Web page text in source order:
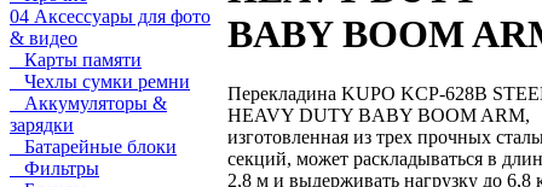
04 Аксессуары для фото
& видео
Карты памяти
Чехлы сумки ремни
Аккумуляторы &
зарядки
Батарейные блоки
Фильтры
BABY BOOM
Перекладина KUPO KCP-628B
HEAVY DUTY BABY BOOM ARM,
изготовленная из трех прочных
секций, может раскладываться в
2,8 м и выдерживать нагрузку до 6,8